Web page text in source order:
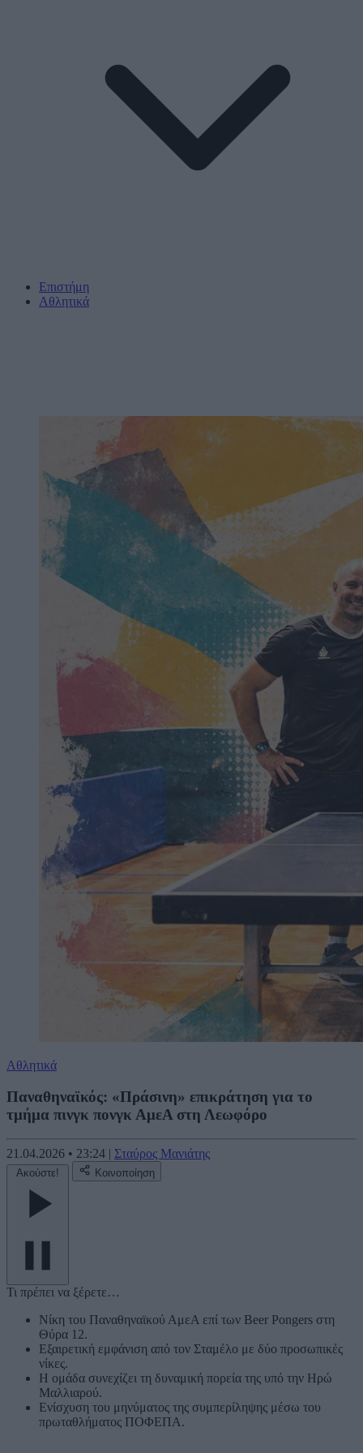
Επιστήμη
Αθλητικά
Αθλητικά
Παναθηναϊκός: «Πράσινη» επικράτηση για το
τμήμα πινγκ πονγκ ΑμεΑ στη Λεωφόρο
21.04.2026 • 23:24 | Σταύρος Μανιάτης
Ακούστε! Κοινοποίηση
Τι πρέπει να ξέρετε…
Νίκη του Παναθηναϊκού ΑμεΑ επί των Beer Pongers στη
Θύρα 12.
Εξαιρετική εμφάνιση από τον Σταμέλο με δύο προσωπικές
νίκες.
Η ομάδα συνεχίζει τη δυναμική πορεία της υπό την Ηρώ
Μαλλιαρού.
Ενίσχυση του μηνύματος της συμπερίληψης μέσω του
πρωταθλήματος ΠΟΦΕΠΑ.